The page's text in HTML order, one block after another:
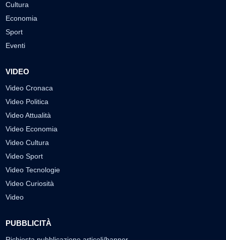
Cultura
Economia
Sport
Eventi
VIDEO
Video Cronaca
Video Politica
Video Attualità
Video Economia
Video Cultura
Video Sport
Video Tecnologie
Video Curiosità
Video
PUBBLICITÀ